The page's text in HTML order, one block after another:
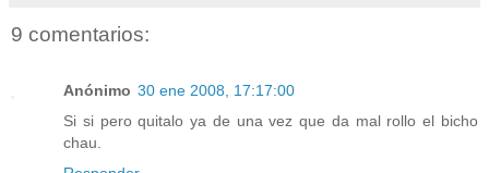
9 comentarios:
Anónimo 30 ene 2008, 17:17:00
Si si pero quitalo ya de una vez que da mal rollo el bicho
chau.